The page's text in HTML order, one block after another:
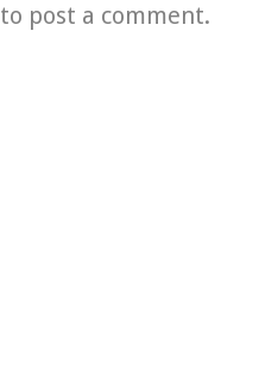
to post a comment.